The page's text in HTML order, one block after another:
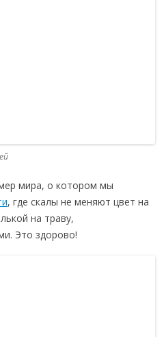
мира, о котором мы
, где скалы не меняют цвет на
на траву,
Это здорово!